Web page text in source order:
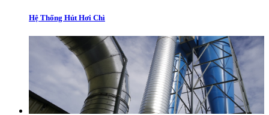
Hệ Thống Hút Hơi Chì